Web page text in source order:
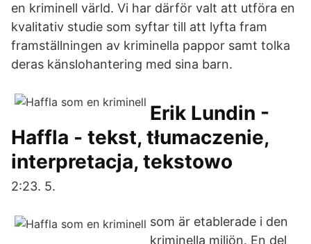
en kriminell värld. Vi har därför valt att utföra en
kvalitativ studie som syftar till att lyfta fram
framställningen av kriminella pappor samt tolka
deras känslohantering med sina barn.
Erik Lundin -
Haffla - tekst, tłumaczenie,
interpretacja, tekstowo
2:23. 5.
som är etablerade i den
kriminella miljön. En del